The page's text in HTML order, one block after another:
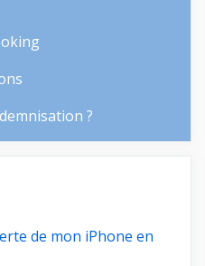
?
de mon iPhone en